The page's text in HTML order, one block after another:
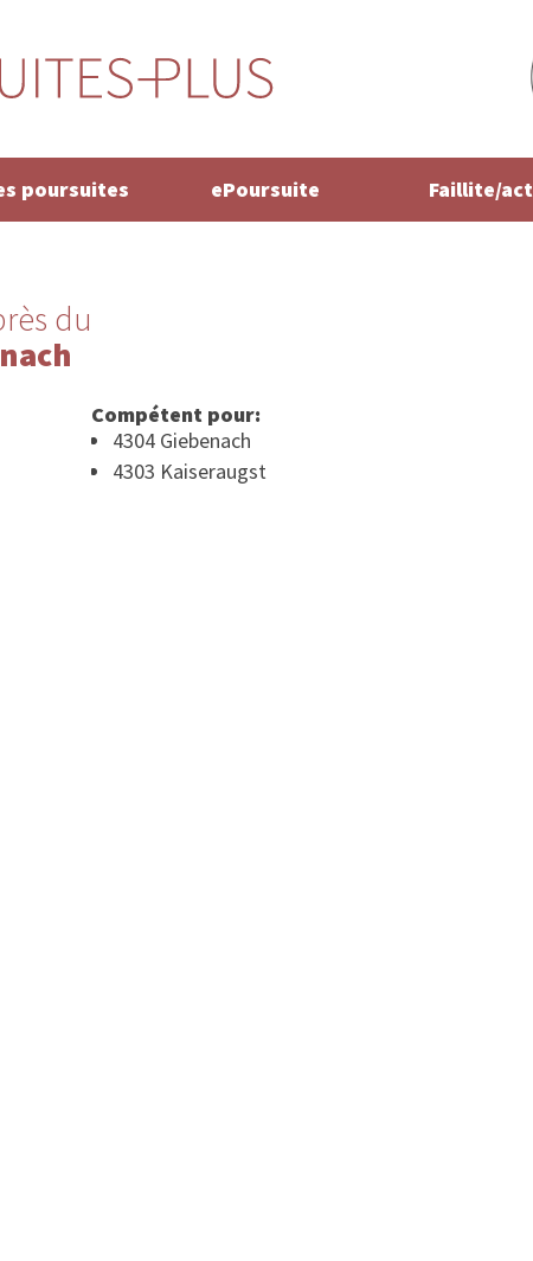
poursuites ePoursuite Faillite/
du
Compétent pour:
4304 Giebenach
4303 Kaiseraugst